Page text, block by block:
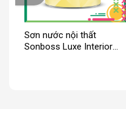
Sơn nước nội thất
Sonboss Luxe Interior